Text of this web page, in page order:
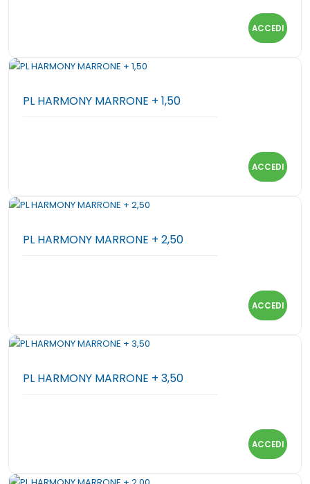
ACCEDI
PL HARMONY MARRONE + 1,50
ACCEDI
PL HARMONY MARRONE + 2,50
ACCEDI
PL HARMONY MARRONE + 3,50
ACCEDI